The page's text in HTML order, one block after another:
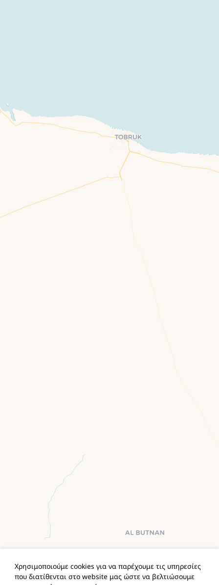
Χρησιμοποιούμε cookies για να παρέχουμε τις υπηρεσίες
που διατίθενται στο website μας ώστε να βελτιώσουμε